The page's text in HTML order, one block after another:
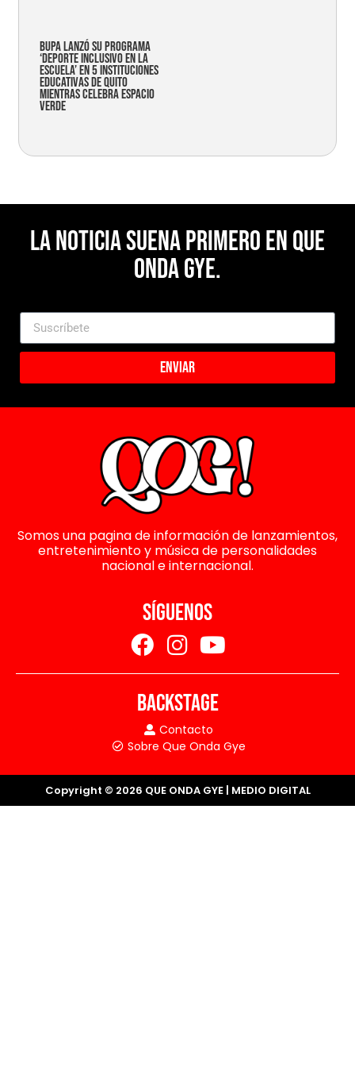
Bupa lanzó su programa
‘Deporte Inclusivo en la
Escuela’ en 5 instituciones
educativas de Quito
mientras celebra espacio
verde
La noticia suena primero en Que
Onda Gye.
Enviar
Somos una pagina de información de lanzamientos,
entretenimiento y música de personalidades
nacional e internacional.
SÍGUENOS
BACKSTAGE
Contacto
Sobre Que Onda Gye
Copyright © 2026 QUE ONDA GYE | MEDIO DIGITAL